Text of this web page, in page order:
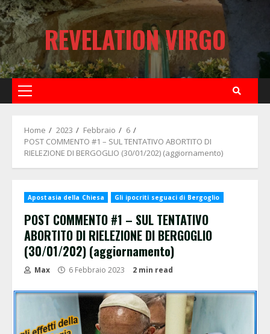
Skip
to
content
REVELATION VIRGO
Primary
Home 2023 Febbraio
6
POST COMMENTO #1 – SUL TENTATIVO ABORTITO DI
RIELEZIONE DI BERGOGLIO (30/01/202) (aggiornamento)
Apostasia della Chiesa Gli ipocriti seguaci di Bergoglio
POST COMMENTO #1 – SUL TENTATIVO
ABORTITO DI RIELEZIONE DI BERGOGLIO
(30/01/202) (aggiornamento)
Max 6 Febbraio 2023 2 min read